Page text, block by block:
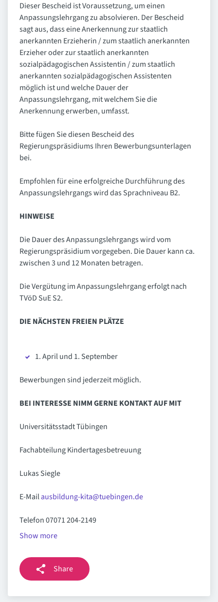
Dieser Bescheid ist Voraussetzung, um einen
Anpassungslehrgang zu absolvieren. Der Bescheid
sagt aus, dass eine Anerkennung zur staatlich
anerkannten Erzieherin / zum staatlich anerkannten
Erzieher oder zur staatlich anerkannten
sozialpädagogischen Assistentin / zum staatlich
anerkannten sozialpädagogischen Assistenten
möglich ist und welche Dauer der
Anpassungslehrgang, mit welchem Sie die
Anerkennung erwerben, umfasst.
Bitte fügen Sie diesen Bescheid des
Regierungspräsidiums Ihren Bewerbungsunterlagen
bei.
Empfohlen für eine erfolgreiche Durchführung des
Anpassungslehrgangs wird das Sprachniveau B2.
HINWEISE
Die Dauer des Anpassungslehrgangs wird vom
Regierungspräsidium vorgegeben. Die Dauer kann ca.
zwischen 3 und 12 Monaten betragen.
Die Vergütung im Anpassungslehrgang erfolgt nach
TVöD SuE S2.
DIE NÄCHSTEN FREIEN PLÄTZE
1. April und 1. September
Bewerbungen sind jederzeit möglich.
BEI INTERESSE NIMM GERNE KONTAKT AUF MIT
Universitätsstadt Tübingen
Fachabteilung Kindertagesbetreuung
Lukas Siegle
E-Mailausbildung-kita@tuebingen.de
Telefon 07071 204-2149
Show more
Share